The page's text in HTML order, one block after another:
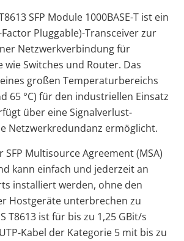
SFP Module 1000BASE-T ist ein
Factor Pluggable)-Transceiver zur
Netzwerkverbindung für
wie Switches und Router. Das
großen Temperaturbereichs
65 °C) für den industriellen Einsatz
über eine Signalverlust-
Netzwerkredundanz ermöglicht.
SFP Multisource Agreement (MSA)
kann einfach und jederzeit an
installiert werden, ohne den
Hostgeräte unterbrechen zu
T8613 ist für bis zu 1,25 GBit/s
Kabel der Kategorie 5 mit bis zu